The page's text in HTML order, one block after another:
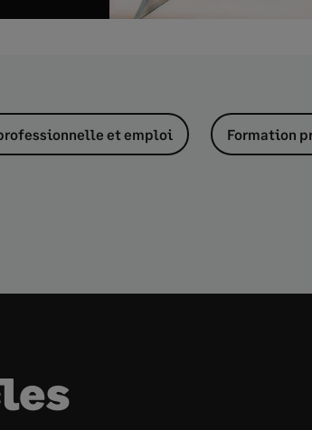
et emploi Formation